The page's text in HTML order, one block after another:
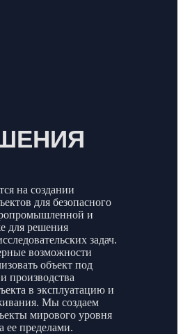
на создании
для безопасного
и
для решения
задач.
возможности
объект под
производства
в эксплуатацию и
Мы создаем
мирового уровня
ее пределами.